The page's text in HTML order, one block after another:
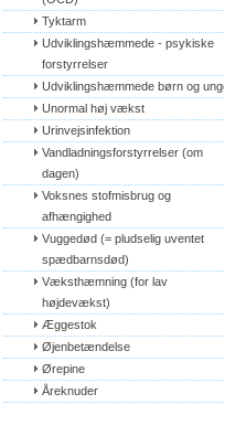
Tyktarm
Udviklingshæmmede - psykiske
forstyrrelser
Udviklingshæmmede børn og unge
Unormal høj vækst
Urinvejsinfektion
Vandladningsforstyrrelser (om
dagen)
Voksnes stofmisbrug og
afhængighed
Vuggedød (= pludselig uventet
spædbarnsdød)
Væksthæmning (for lav
højdevækst)
Æggestok
Øjenbetændelse
Ørepine
Åreknuder